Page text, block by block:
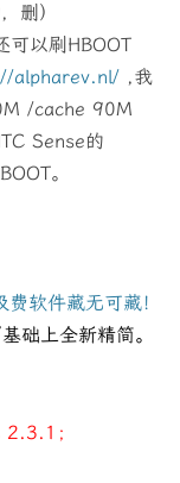
删）
可以刷HBOOT
alpharev.nl/ ,我
/cache 90M
Sense的
。
软件藏无可藏！
基础上全新精简。
；